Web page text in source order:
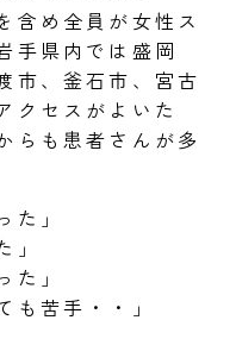
含め全員が女性ス
手県内では盛岡
市、釜石市、宮古
クセスがよいた
らも患者さんが多
た」
た」
も苦手・・」